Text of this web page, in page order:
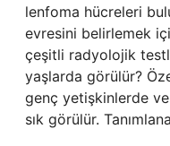
lenfoma hücreleri
evresini belirlemek
çeşitli radyolojik
yaşlarda görülür?
genç yetişkinlerde
sık görülür.